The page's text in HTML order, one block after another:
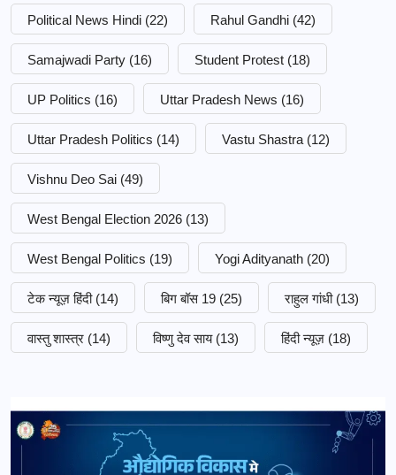
Political News Hindi (22) Rahul Gandhi (42)
Samajwadi Party (16) Student Protest (18)
UP Politics (16) Uttar Pradesh News (16)
Uttar Pradesh Politics (14) Vastu Shastra (12)
Vishnu Deo Sai (49)
West Bengal Election 2026 (13)
West Bengal Politics (19) Yogi Adityanath (20)
टेक न्यूज़ हिंदी (14) बिग बॉस 19 (25) राहुल गांधी (13)
वास्तु शास्त्र (14) विष्णु देव साय (13) हिंदी न्यूज़ (18)